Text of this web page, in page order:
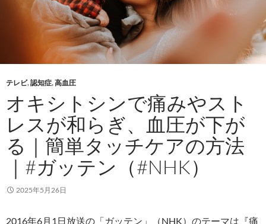
テレビ,認知症,高血圧
オキシトシンで痛みやスト
レスが和らぎ、血圧が下が
る｜簡単タッチケアの方法
｜#ガッテン（#NHK）
2025年5月26日
2016年6月1日放送の「ガッテン」（NHK）のテーマは『痛